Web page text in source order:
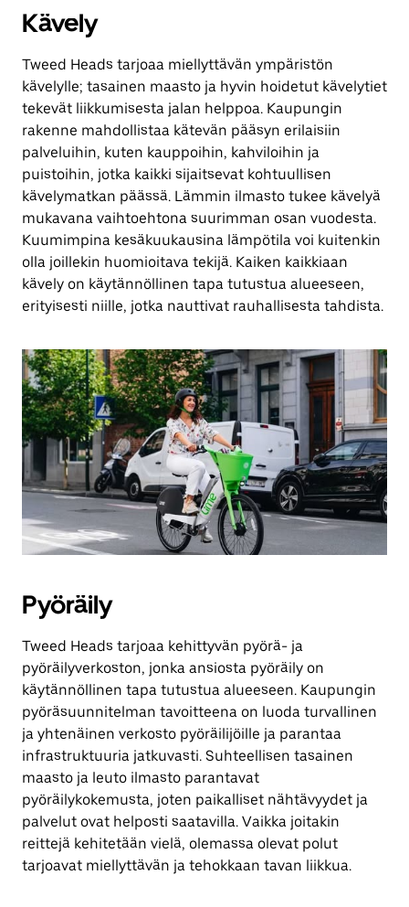
Kävely
Tweed Heads tarjoaa miellyttävän ympäristön
kävelylle; tasainen maasto ja hyvin hoidetut kävelytiet
tekevät liikkumisesta jalan helppoa. Kaupungin
rakenne mahdollistaa kätevän pääsyn erilaisiin
palveluihin, kuten kauppoihin, kahviloihin ja
puistoihin, jotka kaikki sijaitsevat kohtuullisen
kävelymatkan päässä. Lämmin ilmasto tukee kävelyä
mukavana vaihtoehtona suurimman osan vuodesta.
Kuumimpina kesäkuukausina lämpötila voi kuitenkin
olla joillekin huomioitava tekijä. Kaiken kaikkiaan
kävely on käytännöllinen tapa tutustua alueeseen,
erityisesti niille, jotka nauttivat rauhallisesta tahdista.
Pyöräily
Tweed Heads tarjoaa kehittyvän pyörä- ja
pyöräilyverkoston, jonka ansiosta pyöräily on
käytännöllinen tapa tutustua alueeseen. Kaupungin
pyöräsuunnitelman tavoitteena on luoda turvallinen
ja yhtenäinen verkosto pyöräilijöille ja parantaa
infrastruktuuria jatkuvasti. Suhteellisen tasainen
maasto ja leuto ilmasto parantavat
pyöräilykokemusta, joten paikalliset nähtävyydet ja
palvelut ovat helposti saatavilla. Vaikka joitakin
reittejä kehitetään vielä, olemassa olevat polut
tarjoavat miellyttävän ja tehokkaan tavan liikkua.